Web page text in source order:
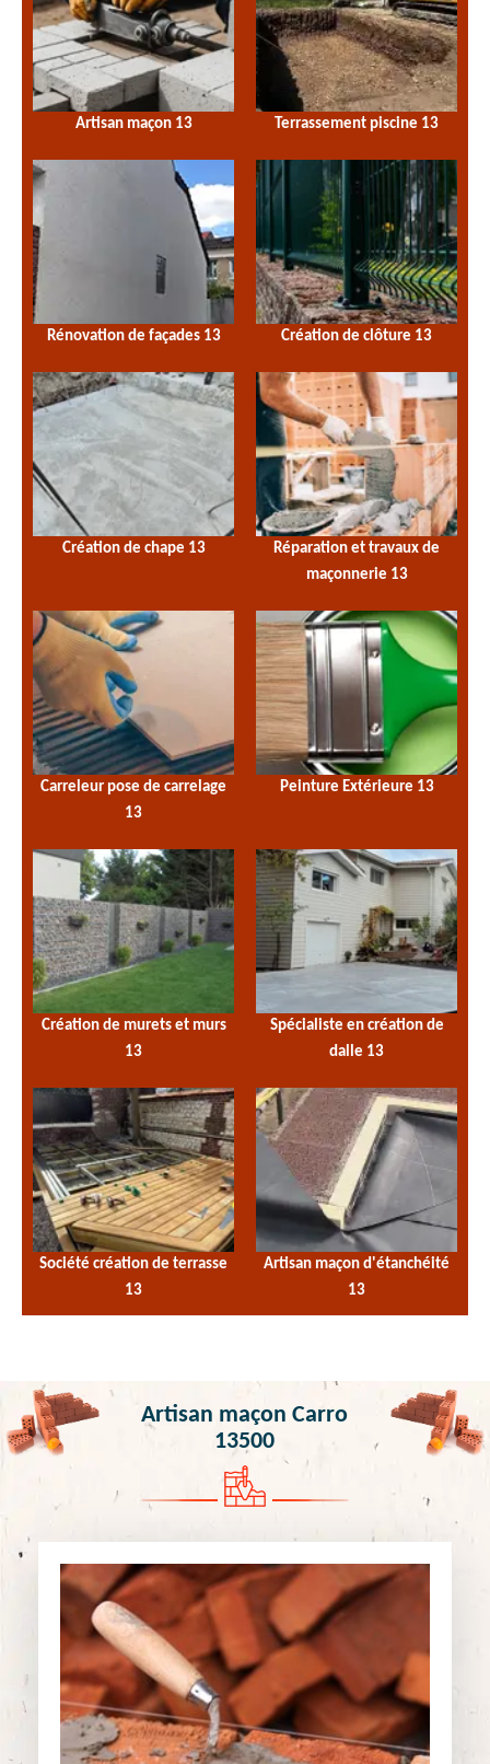
Artisan maçon 13 Terrassement piscine 13
Rénovation de façades 13 Création de clôture 13
Création de chape 13
Réparation et travaux de
maçonnerie 13
Carreleur pose de carrelage
13
Peinture Extérieure 13
Création de murets et murs
13
Spécialiste en création de
dalle 13
Société création de terrasse
13
Artisan maçon d'étanchéité
13
Artisan maçon Carro
13500